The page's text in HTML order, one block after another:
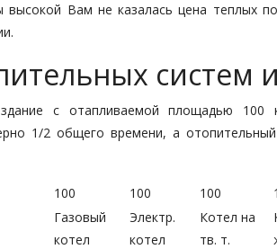
Вам не казалась цена теплых
систем
с отапливаемой площадью 100
1/2 общего времени, а
100 100 100
Газовый
котел
Электр.
котел
Котел на
тв. т.